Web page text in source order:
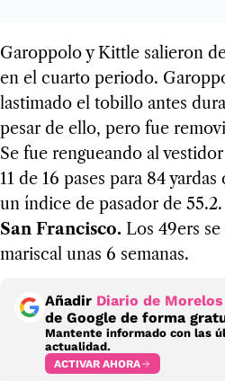
Garoppolo y Kittle salieron
en el cuarto periodo.
lastimado el tobillo antes
pesar de ello, pero fue
Se fue rengueando al
11 de 16 pases para 84
un índice de pasador de 55.2.
San Francisco. Los 49ers
mariscal unas 6 semanas.
Añadir Diario de Morelos
de Google de forma
Mantente informado con las
actualidad.
ACTIVAR AHORA